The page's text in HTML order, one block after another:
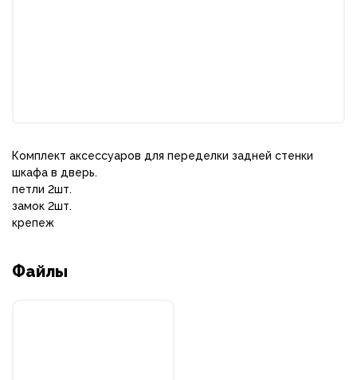
Комплект аксессуаров для переделки задней стенки
шкафа в дверь.
петли 2шт.
замок 2шт.
крепеж
Файлы